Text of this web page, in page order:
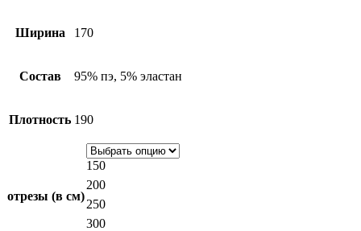
Ширина 170
Состав 95% пэ, 5% эластан
Плотность 190
отрезы (в см)
150
200
250
300